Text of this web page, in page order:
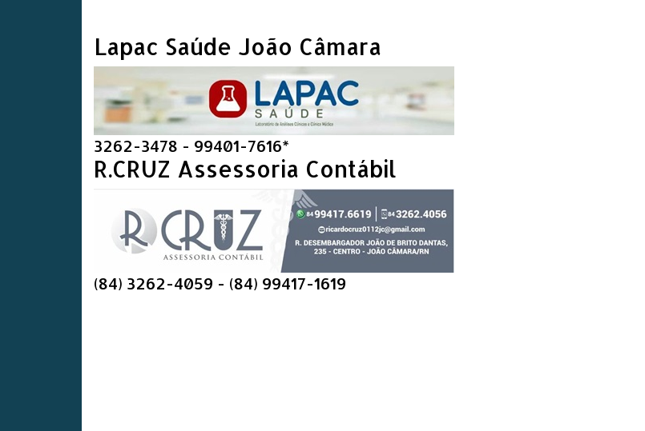
Lapac Saúde João Câmara
3262-3478 - 99401-7616*
R.CRUZ Assessoria Contábil
(84) 3262-4059 - (84) 99417-1619